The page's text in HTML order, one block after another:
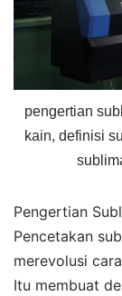
pengertian
kain, definisi
Pengertian
Pencetakan
merevolusi
Itu membuat